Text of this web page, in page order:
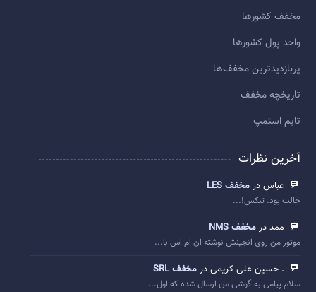
مخفف کشورها
واحد پول کشورها
پربازديدترين مخفف‌ها
تاريخچه مخفف
تایم استمپ
آخرین نظرات
عباس در مخفف LES
جالب بود. تنکس!...
ممد در مخفف NMS
موتور من روی انجینش نوشته ان ام اس با...
. حسین علی کریمی در مخفف SRL
سلام پیامی به گوشی من ارسال شده که اول...